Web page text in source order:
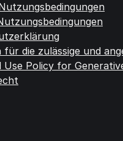
für die zulässige und
Use Policy for